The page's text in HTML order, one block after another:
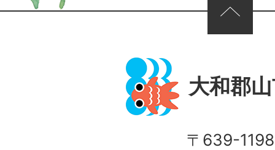
大和郡
〒639-1198